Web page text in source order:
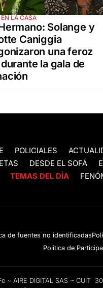
LA CASA
Solange y
Caniggia
una feroz
la gala de
POLICIALES
DESDE EL SOFÁ
TEMAS DEL DÍA
de fuentes no identificadas
Politica de
AIRE DIGITAL SAS ~ CUIT